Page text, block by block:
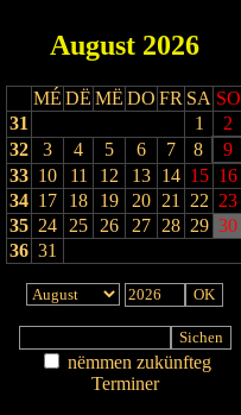
August 2026
MÉ DË MË DO FR SA SO
31
1
2
32
3 4 5 6 7 8
9
33 10 11 12 13 14 15 16
34 17 18 19 20 21 22 23
35 24 25 26 27 28 29 30
36 31
nëmmen zukünfteg
Terminer